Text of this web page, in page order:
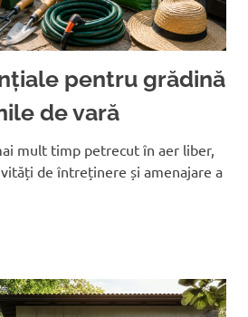
pentru grădină
de vară
mult timp petrecut în aer liber,
de întreținere și amenajare a